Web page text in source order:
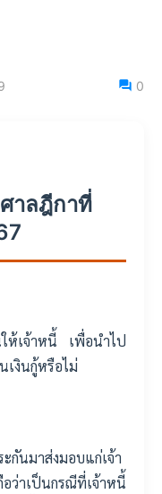
0
าลฎีกาที่
ห้เจ้าหนี้ เพื่อนำไป
งินกู้หรือไม่
กันมาส่งมอบแก่เจ้า
าเป็นกรณีที่เจ้าหนี้